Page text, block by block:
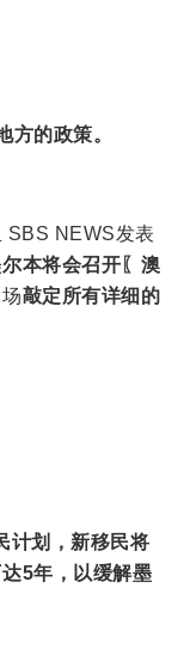
方的政策。
SBS NEWS发表
本将会召开〖澳
敲定所有详细的
计划， 新移民将
5年， 以缓解墨